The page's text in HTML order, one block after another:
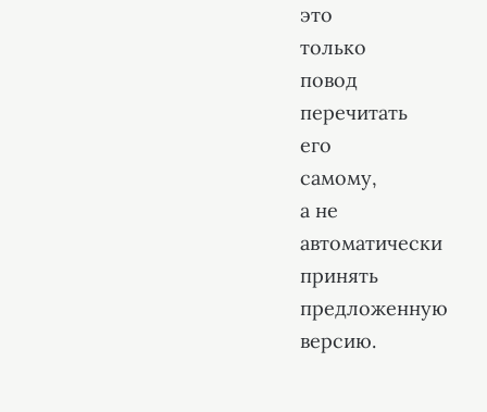
это
только
повод
перечитать
его
самому,
а не
автоматически
принять
предложенную
версию.